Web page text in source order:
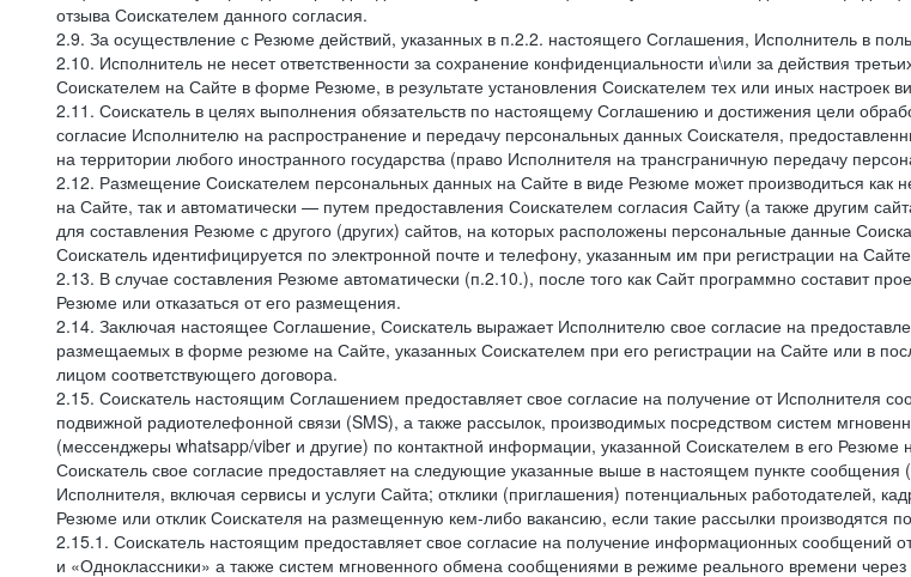
отзыва Соискателем данного согласия.
2.9. За осуществление с Резюме действий, указанных в п.2.2. настоящего Соглашения, Исполнитель в
2.10. Исполнитель не несет ответственности за сохранение конфиденциальности и\или за действия
Соискателем на Сайте в форме Резюме, в результате установления Соискателем тех или иных настроек
2.11. Соискатель в целях выполнения обязательств по настоящему Соглашению и достижения цели
согласие Исполнителю на распространение и передачу персональных данных Соискателя,
на территории любого иностранного государства (право Исполнителя на трансграничную передачу
2.12. Размещение Соискателем персональных данных на Сайте в виде Резюме может производиться
на Сайте, так и автоматически — путем предоставления Соискателем согласия Сайту (а также другим
для составления Резюме с другого (других) сайтов, на которых расположены персональные данные
Соискатель идентифицируется по электронной почте и телефону, указанным им при регистрации на
2.13. В случае составления Резюме автоматически (п.2.10.), после того как Сайт программно составит
Резюме или отказаться от его размещения.
2.14. Заключая настоящее Соглашение, Соискатель выражает Исполнителю свое согласие на
размещаемых в форме резюме на Сайте, указанных Соискателем при его регистрации на Сайте или в
лицом соответствующего договора.
2.15. Соискатель настоящим Соглашением предоставляет свое согласие на получение от Исполнителя
подвижной радиотелефонной связи (SMS), а также рассылок, производимых посредством систем
(мессенджеры whatsapp/viber и другие) по контактной информации, указанной Соискателем в его
Соискатель свое согласие предоставляет на следующие указанные выше в настоящем пункте
Исполнителя, включая сервисы и услуги Сайта; отклики (приглашения) потенциальных работодателей,
Резюме или отклик Соискателя на размещенную кем-либо вакансию, если такие рассылки производятся
2.15.1. Соискатель настоящим предоставляет свое согласие на получение информационных сообщений
и «Одноклассники» а также систем мгновенного обмена сообщениями в режиме реального времени